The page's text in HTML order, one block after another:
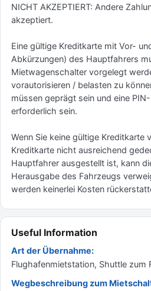
NICHT AKZEPTIERT: Andere
akzeptiert.
Eine gültige Kreditkarte mit Vor-
Abkürzungen) des Hauptfahrers
Mietwagenschalter vorgelegt
vorautorisieren / belasten zu
müssen geprägt sein und eine
erforderlich sein.
Wenn Sie keine gültige Kreditkarte
Kreditkarte nicht ausreichend
Hauptfahrer ausgestellt ist, kann
Herausgabe des Fahrzeugs
werden keinerlei Kosten
Useful Information
Art der Übernahme:
Flughafenmietstation, Shuttle zum
Wegbeschreibung zum